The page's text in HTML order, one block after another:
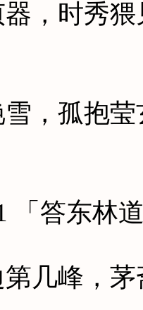
时秀猥
孤抱莹
答东林道
峰，茅